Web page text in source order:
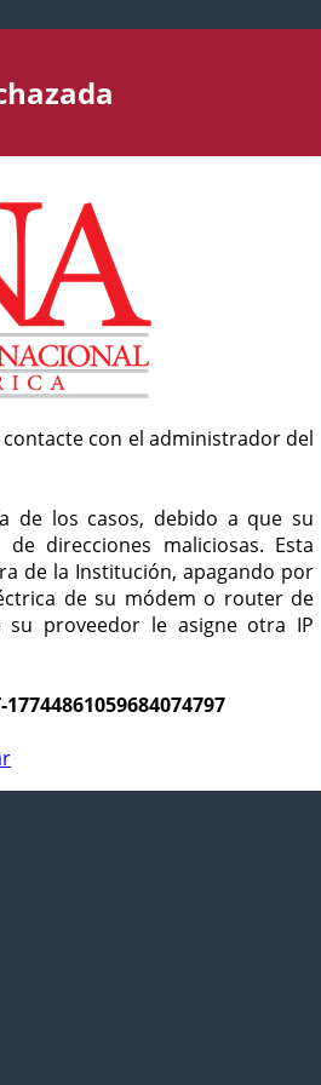
contacte con el administrador del
de los casos, debido a que su
direcciones maliciosas. Esta
de la Institución, apagando por
de su módem o router de
proveedor le asigne otra IP
17744861059684074797